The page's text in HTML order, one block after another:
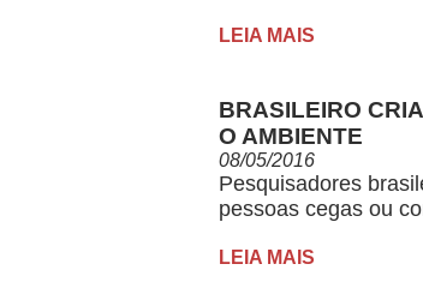
LEIA MAIS
BRASILEIRO
O AMBIENTE
08/05/2016
Pesquisadores
pessoas cegas ou
LEIA MAIS